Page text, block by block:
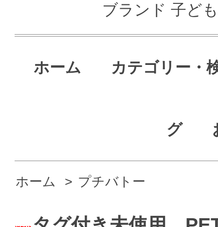
ブランド 子ど
ホーム カテゴリー・
グ
ホーム > プチバトー